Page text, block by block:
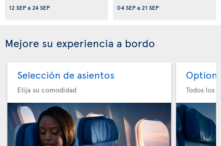
12 SEPa24 SEP
04 SEPa21 SEP
Mejore su experiencia a bordo
Selección de asientos
Elija su comodidad
Option
Todos los